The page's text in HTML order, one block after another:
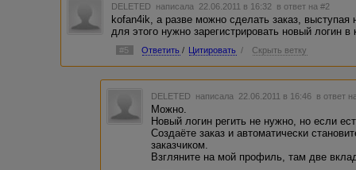
DELETED написала 22.06.2011 в 16:32 в ответ на #2
kofan4ik, а разве можно сделать заказ,
для этого нужно зарегистрировать новый логин в
#5 Ответить / Цитировать / Скрыть ветку
DELETED написала 22.06.2011 в 16:46 в ответ
Можно.
Новый логин регить не нужно, но если
Создаёте заказ и автоматически
заказчиком.
Взгляните на мой профиль, там две